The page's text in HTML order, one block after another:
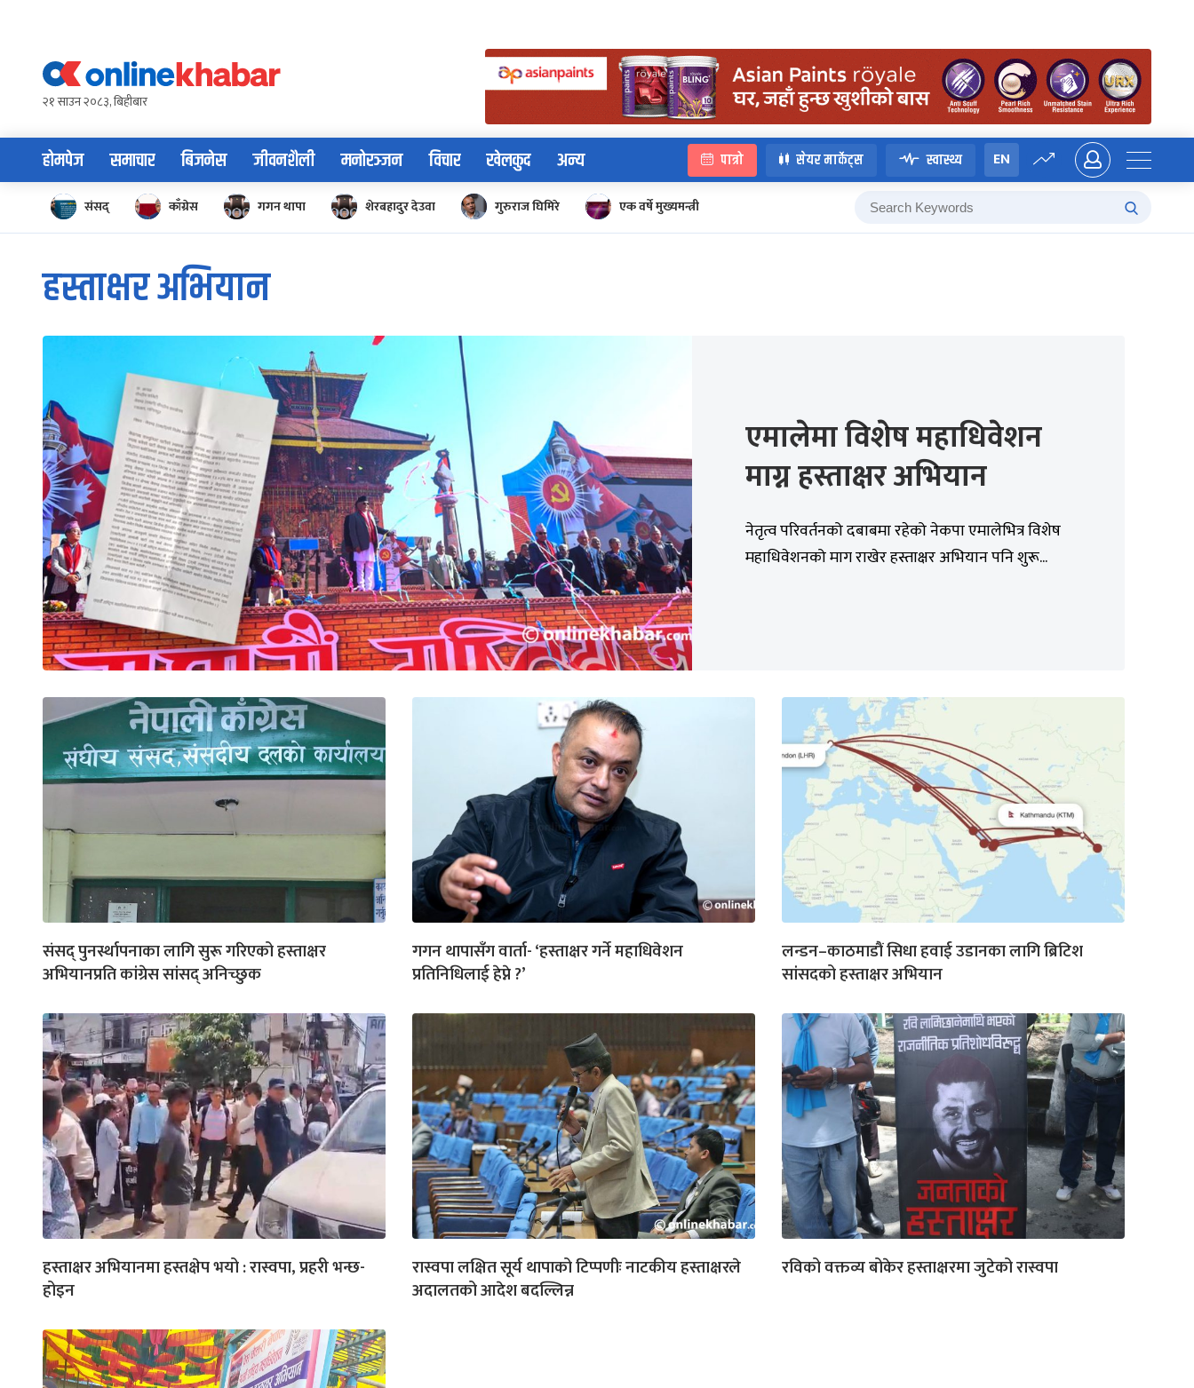
content२१ साउन २०८३, बिहीबार
होमपेज समाचार बिजनेस जीवनशैली मनोरञ्जन विचार खेलकुद अन्य पात्रो सेयर मार्केट्स स्वास्थ्य EN
संसद् काँग्रेस गगन थापा शेरबहादुर देउवा गुरुराज घिमिरे एक वर्षे मुख्यमन्त्री
हस्ताक्षर अभियान
एमालेमा विशेष महाधिवेशन
माग्न हस्ताक्षर अभियान
नेतृत्व परिवर्तनको दबाबमा रहेको नेकपा एमालेभित्र विशेष
महाधिवेशनको माग राखेर हस्ताक्षर अभियान पनि शुरू...
संसद् पुनर्स्थापनाका लागि सुरू गरिएको हस्ताक्षर
अभियानप्रति कांग्रेस सांसद् अनिच्छुक
गगन थापासँग वार्ता- ‘हस्ताक्षर गर्ने महाधिवेशन
प्रतिनिधिलाई हेप्ने ?’
लन्डन–काठमाडौं सिधा हवाई उडानका लागि ब्रिटिश
सांसदको हस्ताक्षर अभियान
हस्ताक्षर अभियानमा हस्तक्षेप भयो : रास्वपा, प्रहरी भन्छ-
होइन
रास्वपा लक्षित सूर्य थापाको टिप्पणीः नाटकीय हस्ताक्षरले
अदालतको आदेश बदल्लिन्न
रविको वक्तव्य बोकेर हस्ताक्षरमा जुटेको रास्वपा